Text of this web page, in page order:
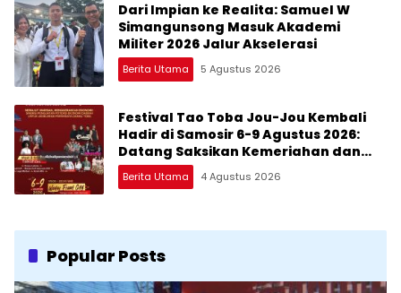
Dari Impian ke Realita: Samuel W
Simangunsong Masuk Akademi
Militer 2026 Jalur Akselerasi
Berita Utama 5 Agustus 2026
Festival Tao Toba Jou-Jou Kembali
Hadir di Samosir 6-9 Agustus 2026:
Datang Saksikan Kemeriahan dan
Raih Peluangnya
Berita Utama 4 Agustus 2026
Popular Posts